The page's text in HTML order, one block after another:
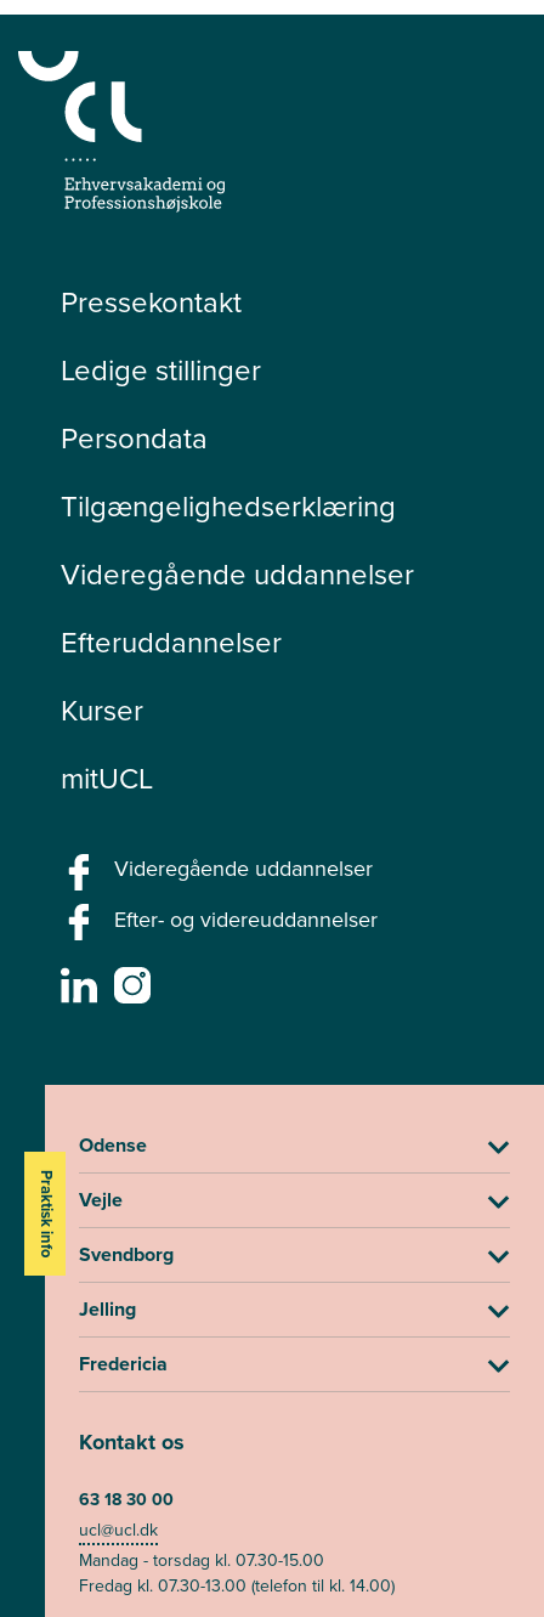
Pressekontakt
Ledige stillinger
Persondata
Tilgængelighedserklæring
Videregående uddannelser
Efteruddannelser
Kurser
mitUCL
Videregående uddannelser
Efter- og videreuddannelser
Praktisk info
Odense
Vejle
Svendborg
Jelling
Fredericia
Kontakt os
63 18 30 00
ucl@ucl.dk
Mandag - torsdag kl. 07.30-15.00
Fredag kl. 07.30-13.00 (telefon til kl. 14.00)